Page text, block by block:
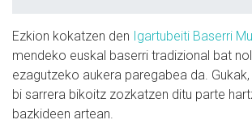
Ezkion kokatzen den Igartubeiti Baserri
mendeko euskal baserri tradizional bat
ezagutzeko aukera paregabea da.
bi sarrera bikoitz zozkatzen ditu parte
bazkideen artean.